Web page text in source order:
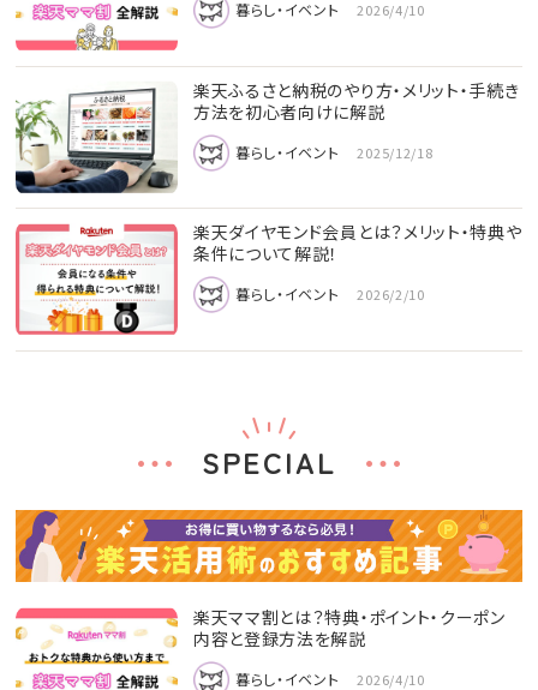
暮らし・イベント 2026/4/10
楽天ふるさと納税のやり方・メリット・手続き
方法を初心者向けに解説
暮らし・イベント 2025/12/18
楽天ダイヤモンド会員とは？メリット・特典や
条件について解説！
暮らし・イベント 2026/2/10
SPECIAL
楽天ママ割とは？特典・ポイント・クーポン
内容と登録方法を解説
暮らし・イベント 2026/4/10